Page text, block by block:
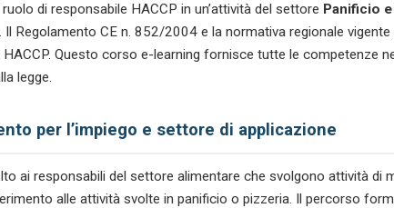
di responsabile HACCP in un’attività del settore Panificio
Regolamento CE n. 852/2004 e la normativa regionale
Questo corso e-learning fornisce tutte le competenze
legge.
per l’impiego e settore di applicazione
ai responsabili del settore alimentare che svolgono attività
alle attività svolte in panificio o pizzeria. Il percorso